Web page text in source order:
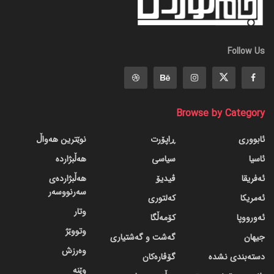
Follow Us
Browse by Category
ئابووری
ئاسیا
ئەفریقا
ئەمریکا
ئەورووپا
جیهان
دسته‌بندی نشده
ڕاپۆرت
سیاسی
ڤیدیۆ
کەلتوری
کۆمەڵگا
گه‌شت و گه‌شتیاری
گۆڤاره‌کان
نوێترین هەواڵ
هەڵبژاردە
هەڵبژاردەی
سەرنووسەر
وتار
وتووێژ
وەرزش
وێنە